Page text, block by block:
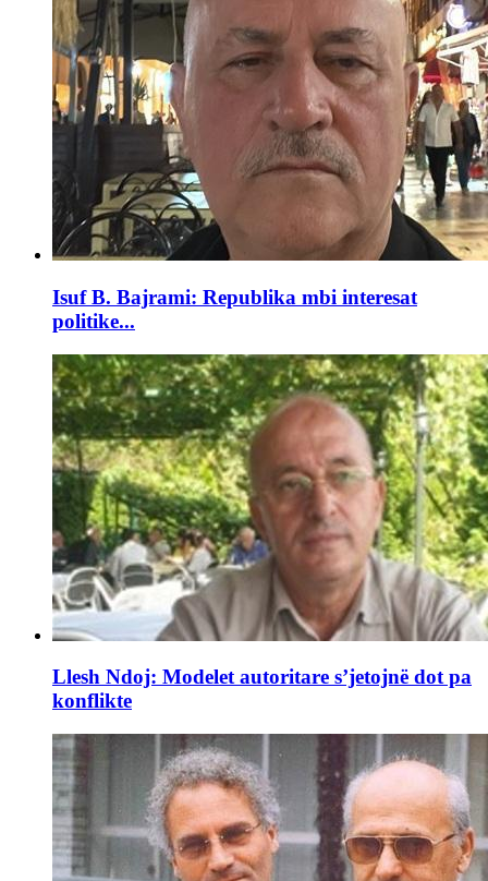
Isuf B. Bajrami: Republika mbi interesat
politike...
Llesh Ndoj: Modelet autoritare s’jetojnë dot pa
konflikte